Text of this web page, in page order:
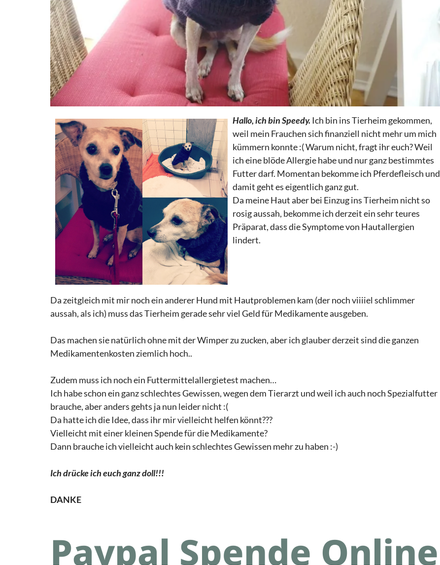
Hallo, ich bin Speedy. Ich bin ins Tierheim gekommen,
weil mein Frauchen sich finanziell nicht mehr um mich
kümmern konnte :( Warum nicht, fragt ihr euch? Weil
ich eine blöde Allergie habe und nur ganz bestimmtes
Futter darf. Momentan bekomme ich Pferdefleisch und
damit geht es eigentlich ganz gut.
Da meine Haut aber bei Einzug ins Tierheim nicht so
rosig aussah, bekomme ich derzeit ein sehr teures
Präparat, dass die Symptome von Hautallergien
lindert.
Da zeitgleich mit mir noch ein anderer Hund mit Hautproblemen kam (der noch viiiiel schlimmer
aussah, als ich) muss das Tierheim gerade sehr viel Geld für Medikamente ausgeben.
Das machen sie natürlich ohne mit der Wimper zu zucken, aber ich glauber derzeit sind die ganzen
Medikamentenkosten ziemlich hoch..
Zudem muss ich noch ein Futtermittelallergietest machen…
Ich habe schon ein ganz schlechtes Gewissen, wegen dem Tierarzt und weil ich auch noch Spezialfutter
brauche, aber anders gehts ja nun leider nicht :(
Da hatte ich die Idee, dass ihr mir vielleicht helfen könnt???
Vielleicht mit einer kleinen Spende für die Medikamente?
Dann brauche ich vielleicht auch kein schlechtes Gewissen mehr zu haben :-)
Ich drücke ich euch ganz doll!!!
DANKE
Paypal Spende Online